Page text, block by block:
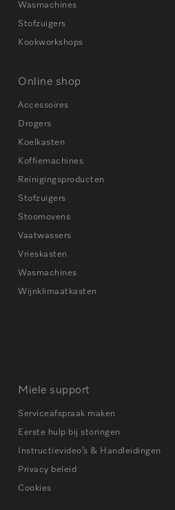
Wasmachines
Stofzuigers
Kookworkshops
Online shop
Accessoires
Drogers
Koelkasten
Koffiemachines
Reinigingsproducten
Stofzuigers
Stoomovens
Vaatwassers
Vrieskasten
Wasmachines
Wijnklimaatkasten
Miele support
Serviceafspraak maken
Eerste hulp bij storingen
Instructievideo’s & Handleidingen
Privacy beleid
Cookies